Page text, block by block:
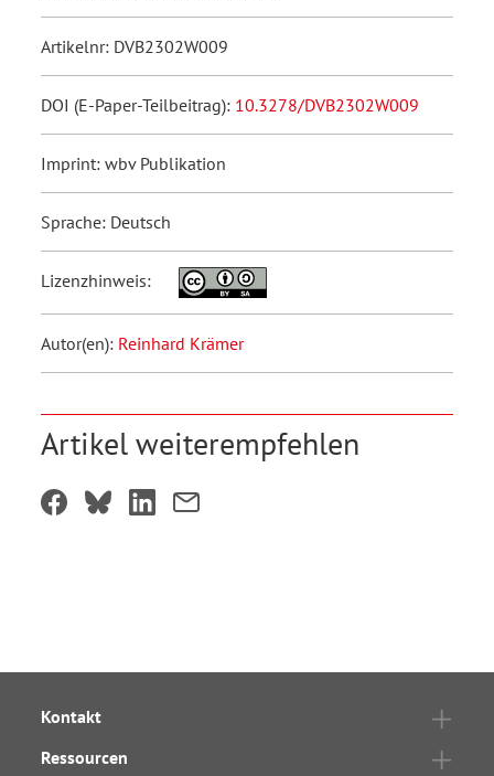
Artikelnr: DVB2302W009
DOI (E-Paper-Teilbeitrag): 10.3278/DVB2302W009
Imprint: wbv Publikation
Sprache: Deutsch
Lizenzhinweis:
Autor(en): Reinhard Krämer
Artikel weiterempfehlen
Kontakt
Ressourcen